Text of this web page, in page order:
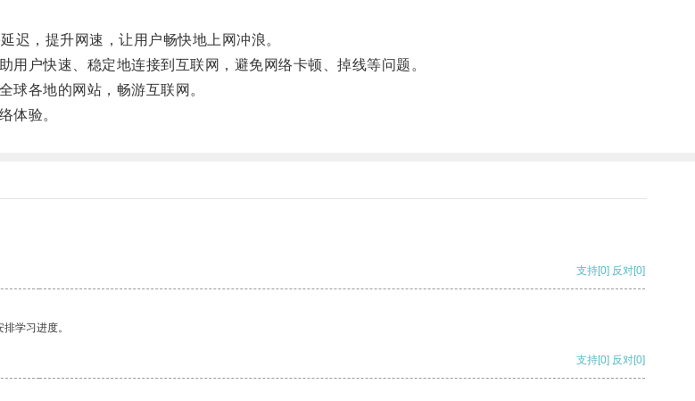
，提升网速，让用户畅快地上网冲浪。
户快速、稳定地连接到互联网，避免网络卡顿、掉线等问题。
各地的网站，畅游互联网。
体验。
支持[0] 反对[0]
学习进度。
支持[0] 反对[0]